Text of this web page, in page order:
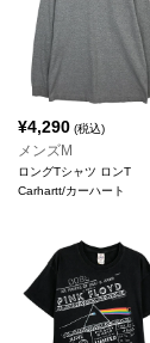
¥4,290 (税込)
メンズM
ロングTシャツ ロンT
Carhartt/カーハート